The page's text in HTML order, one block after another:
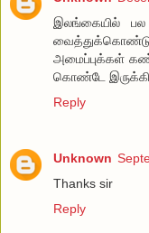
இலங்கையில்
வைத்துக்கொண்டு
அமைப்புக்கள்
கொண்டே
Reply
Unknown
Thanks sir
Reply